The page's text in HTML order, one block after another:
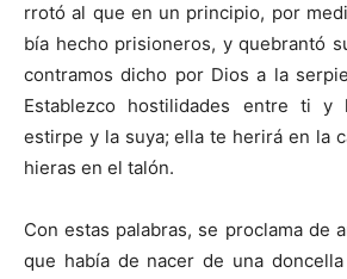
rrotó al que en un principio, por
bía hecho prisioneros, y quebrantó
contramos dicho por Dios a la
Establezco hostilidades entre ti
estirpe y la suya; ella te herirá en la
hieras en el talón.
Con estas palabras, se proclama de
que había de nacer de una